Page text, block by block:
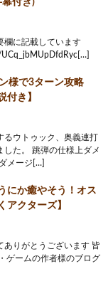
欄に記載しています
ン様で3ターン攻略
付き】
るウトゥック、奥義連打
た。 跳弾の仕様上ダメ
メージ[…]
にか癒やそう！オス
アクターズ】
ありがとうございます 皆
ゲームの作者様のブログ